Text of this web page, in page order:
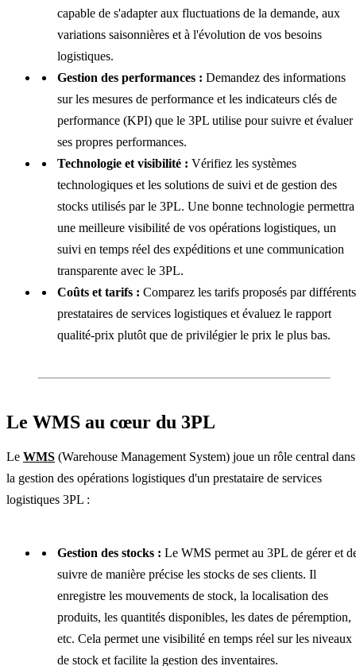
capable de s'adapter aux fluctuations de la demande, aux
variations saisonnières et à l'évolution de vos besoins
logistiques.
Gestion des performances : Demandez des informations
sur les mesures de performance et les indicateurs clés de
performance (KPI) que le 3PL utilise pour suivre et évaluer
ses propres performances.
Technologie et visibilité : Vérifiez les systèmes
technologiques et les solutions de suivi et de gestion des
stocks utilisés par le 3PL. Une bonne technologie permettra
une meilleure visibilité de vos opérations logistiques, un
suivi en temps réel des expéditions et une communication
transparente avec le 3PL.
Coûts et tarifs : Comparez les tarifs proposés par différents
prestataires de services logistiques et évaluez le rapport
qualité-prix plutôt que de privilégier le prix le plus bas.
Le WMS au cœur du 3PL
Le WMS (Warehouse Management System) joue un rôle central dans
la gestion des opérations logistiques d'un prestataire de services
logistiques 3PL :
Gestion des stocks : Le WMS permet au 3PL de gérer et
suivre de manière précise les stocks de ses clients. Il
enregistre les mouvements de stock, la localisation des
produits, les quantités disponibles, les dates de péremption,
etc. Cela permet une visibilité en temps réel sur les niveaux
de stock et facilite la gestion des inventaires.